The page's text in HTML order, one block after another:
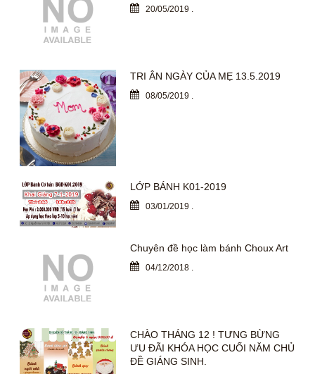
20/05/2019 .
TRI ÂN NGÀY CỦA MẸ 13.5.2019
08/05/2019
LỚP BÁNH K01-2019
03/01/2019
Chuyên đề học làm bánh Choux Art
04/12/2018 .
CHÀO THÁNG 12 ! TƯNG BỪNG
ƯU ĐÃI KHÓA HỌC CUỐI NĂM CHỦ
ĐỀ GIÁNG SINH.